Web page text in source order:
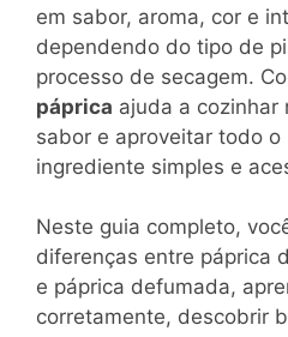
em sabor, aroma, cor e
dependendo do tipo de
processo de secagem.
páprica ajuda a cozinhar
sabor e aproveitar todo o
ingrediente simples e
Neste guia completo,
diferenças entre páprica
e páprica defumada,
corretamente, descobrir